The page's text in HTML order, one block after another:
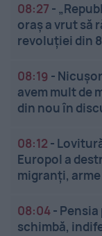
08:27 -
oraș a vrut să
revoluției din
08:19 -
avem mult de
din nou în
08:12 -
Europol a
migranți,
08:04- Pensia
schimbă,